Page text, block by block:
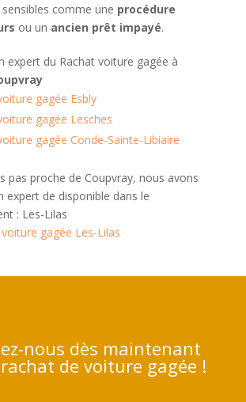
comme une procédure
ou un ancien prêt impayé.
expert du Rachat voiture gagée à
gagée Esbly
gagée Lesches
gagée Conde-Sainte-Libiaire
pas proche de Coupvray, nous avons
expert de disponible dans le
: Les-Lilas
gagée Les-Lilas
nous dès maintenant
de voiture gagée !